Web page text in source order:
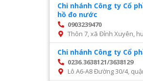
Chi nhánh Công ty Cổ
hồ đo nước
0903239470
Thôn 7, xã Đỉnh Xuyên,
Chi nhánh Công ty Cổ
0236.3638121/3638129
Lô A6-A8 Đường 30/4,